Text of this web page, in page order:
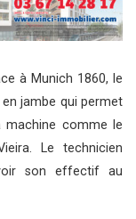
à Munich 1860, le
en jambe qui permet
machine comme le
Le technicien
son effectif au